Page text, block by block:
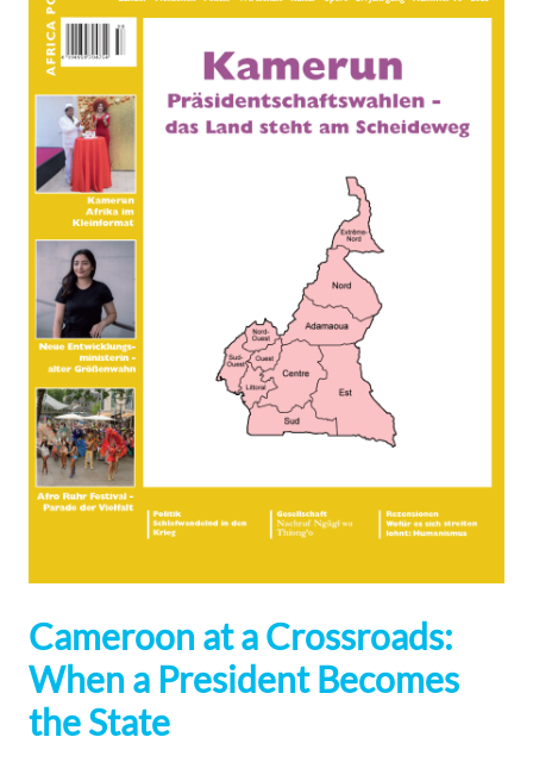
Cameroon at a Crossroads:
When a President Becomes
the State